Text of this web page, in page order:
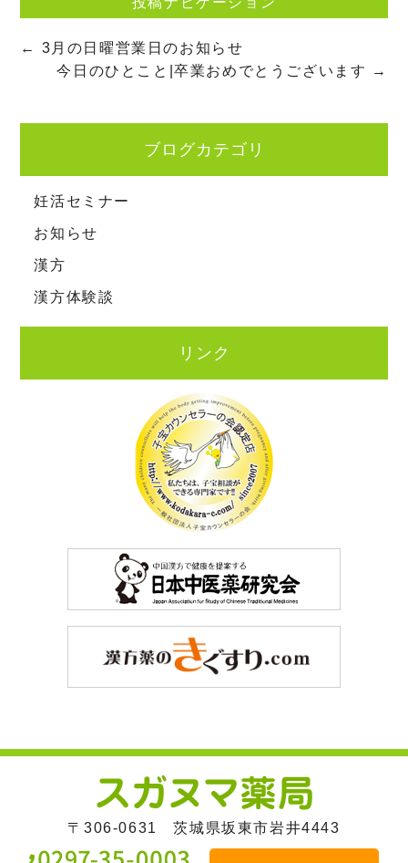
←
3月の日曜営業日のお知らせ
今日のひとこと|卒業おめでとうございます
→
ブログカテゴリ
妊活セミナー
お知らせ
漢方
漢方体験談
リンク
〒306-0631 茨城県坂東市岩井4443